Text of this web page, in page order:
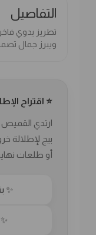
التفاصيل
تطريز يدوي
ويبرز جمال
⭐ اقتراح
ارتدي
بيج لإطلالة
أو طلعات
✨